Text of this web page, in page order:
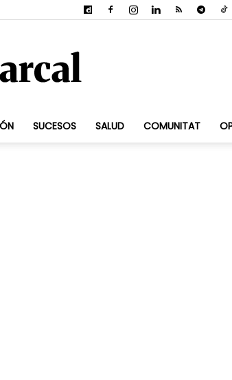
SUCESOS SALUD COMUNITAT